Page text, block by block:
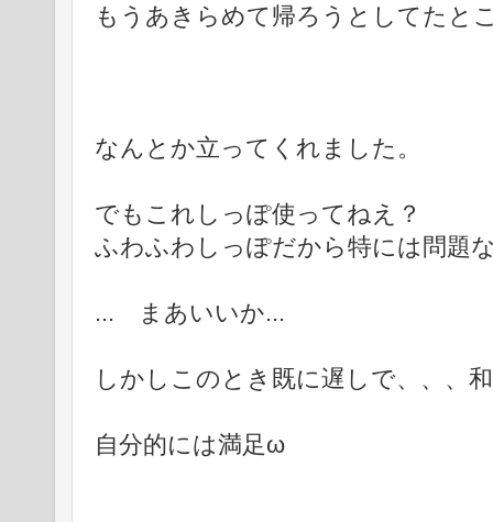
もうあきらめて帰ろうとしてたと
なんとか立ってくれました。
でもこれしっぽ使ってねえ？
ふわふわしっぽだから特には問題
... まあいいか...
しかしこのとき既に遅しで、、、
自分的には満足ω